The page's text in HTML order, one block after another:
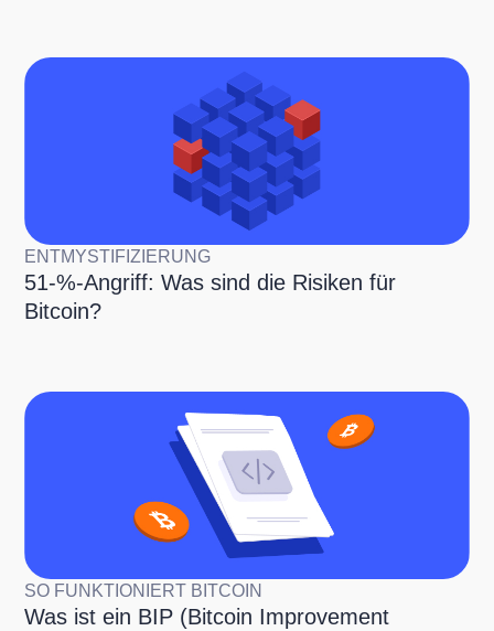
ENTMYSTIFIZIERUNG
51-%-Angriff: Was sind die Risiken für
Bitcoin?
SO FUNKTIONIERT BITCOIN
Was ist ein BIP (Bitcoin Improvement